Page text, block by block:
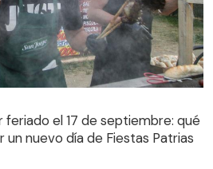
feriado el 17 de septiembre: qué
un nuevo día de Fiestas Patrias